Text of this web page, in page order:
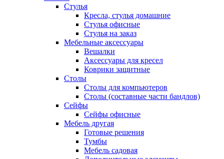
Стулья
Кресла, стулья домашние
Стулья офисные
Стулья на заказ
Мебельные аксессуары
Вешалки
Аксессуары для кресел
Коврики защитные
Столы
Столы для компьютеров
Столы (составные части бандлов)
Сейфы
Сейфы офисные
Мебель другая
Готовые решения
Тумбы
Мебель садовая